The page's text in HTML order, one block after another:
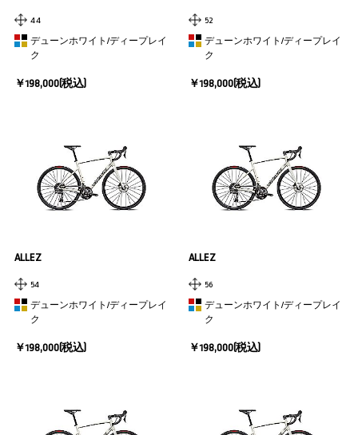
44
デューンホワイト/ディープレイ
ク
￥198,000(税込)
52
デューンホワイト/ディープレイ
ク
￥198,000(税込)
ALLEZ
54
デューンホワイト/ディープレイ
ク
￥198,000(税込)
ALLEZ
56
デューンホワイト/ディープレイ
ク
￥198,000(税込)